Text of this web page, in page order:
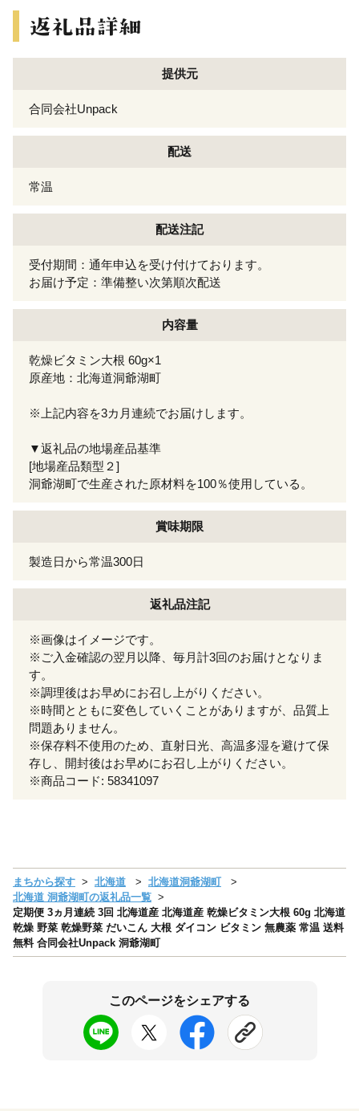
提供元
合同会社Unpack
配送
常温
配送注記
受付期間：通年申込を受け付けております。
お届け予定：準備整い次第順次配送
内容量
乾燥ビタミン大根 60g×1
原産地：北海道洞爺湖町
※上記内容を3カ月連続でお届けします。
▼返礼品の地場産品基準
[地場産品類型２]
洞爺湖町で生産された原材料を100％使用している。
賞味期限
製造日から常温300日
返礼品注記
※画像はイメージです。
※ご入金確認の翌月以降、毎月計3回のお届けとなりま
す。
※調理後はお早めにお召し上がりください。
※時間とともに変色していくことがありますが、品質上
問題ありません。
※保存料不使用のため、直射日光、高温多湿を避けて保
存し、開封後はお早めにお召し上がりください。
※商品コード: 58341097
まちから探す 北海道
北海道洞爺湖町
北海道 洞爺湖町の返礼品一覧
定期便 3ヵ月連続 3回 北海道産 北海道産 乾燥ビタミン大根 60g 北海道
乾燥 野菜 乾燥野菜 だいこん 大根 ダイコン ビタミン 無農薬 常温 送料
無料 合同会社Unpack 洞爺湖町
このページをシェアする